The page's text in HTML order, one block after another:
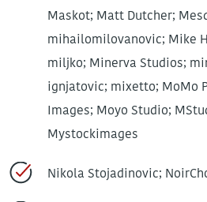
Maskot; Matt Dutcher;
mihailomilovanovic; Mike
miljko; Minerva Studios;
ignjatovic; mixetto; MoMo
Images; Moyo Studio;
Mystockimages
Nikola Stojadinovic;